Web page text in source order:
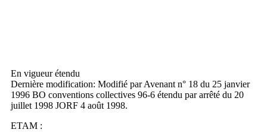
En vigueur étendu
Dernière modification: Modifié par Avenant n° 18 du 25 janvier
1996 BO conventions collectives 96-6 étendu par arrêté du 20
juillet 1998 JORF 4 août 1998.
ETAM :